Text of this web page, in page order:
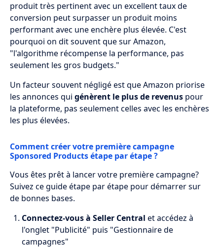
produit très pertinent avec un excellent taux de
conversion peut surpasser un produit moins
performant avec une enchère plus élevée. C'est
pourquoi on dit souvent que sur Amazon,
"l'algorithme récompense la performance, pas
seulement les gros budgets."
Un facteur souvent négligé est que Amazon priorise
les annonces qui génèrent le plus de revenus pour
la plateforme, pas seulement celles avec les enchères
les plus élevées.
Comment créer votre première campagne
Sponsored Products étape par étape ?
Vous êtes prêt à lancer votre première campagne?
Suivez ce guide étape par étape pour démarrer sur
de bonnes bases.
Connectez-vous à Seller Central et accédez à
l'onglet "Publicité" puis "Gestionnaire de
campagnes"